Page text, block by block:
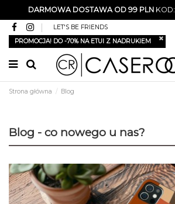
DARMOWA DOSTAWA OD 99 PLNKOD:
LET'S BE FRIENDS
PROMOCJA! DO -70% NA ETUI Z NADRUKIEM
Strona główna Blog
Blog - co nowego u nas?